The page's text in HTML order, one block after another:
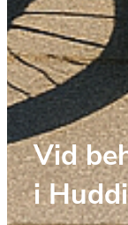
Vid
i